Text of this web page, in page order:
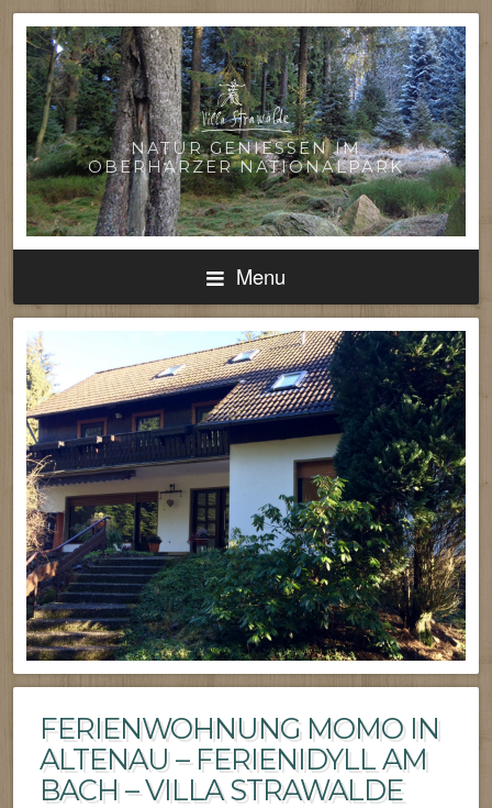
NATUR GENIESSEN IM O
BERHARZER NATIONALPARK
Menu
FERIENWOHNUNG MOMO IN
ALTENAU – FERIENIDYLL AM
BACH – VILLA STRAWALDE